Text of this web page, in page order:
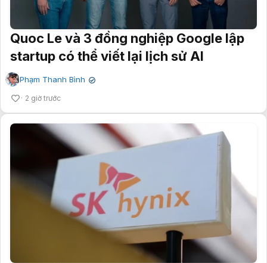
Quoc Le và 3 đồng nghiệp Google lập
startup có thể viết lại lịch sử AI
Phạm Thanh Bình ✔
2 giờ trước